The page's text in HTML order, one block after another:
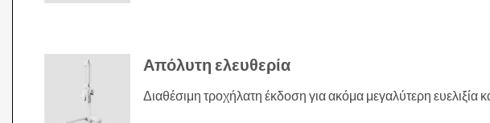
Απόλυτη ελευθερία
Διαθέσιμη τροχήλατη έκδοση για ακόμα μεγαλύτερη